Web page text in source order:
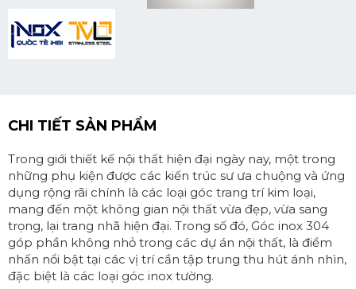
CHI TIẾT SẢN PHẨM
Trong giới thiết kế nội thất hiện đại ngày nay, một trong
những phụ kiện được các kiến trúc sư ưa chuộng và ứng
dụng rộng rãi chính là các loại góc trang trí kim loại,
mang đến một không gian nội thất vừa đẹp, vừa sang
trọng, lại trang nhã hiện đại. Trong số đó, Góc inox 304
góp phần không nhỏ trong các dự án nội thất, là điểm
nhấn nổi bật tại các vị trí cần tập trung thu hút ánh nhìn,
đặc biệt là các loại góc inox tường.